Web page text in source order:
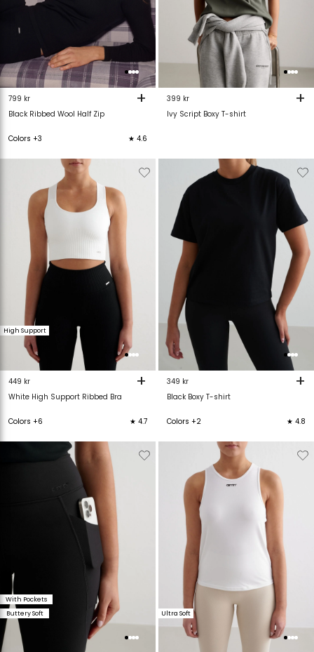
Black Ribbed Wool Half Zip
799 kr +
Colors +3 ★ 4.6
Ivy Script Boxy T-shirt
399 kr +
High Support
Toevoegen
verlanglijstje
Verwijderen
verlanglijstje
White High Support Ribbed Bra
449 kr +
Colors +6 ★ 4.7
Verwijderen
van
verlanglijstje
Black Boxy T-shirt
349 kr +
Colors +2 ★ 4.8
Buttery Soft
With Pockets
Toevoegen
verlanglijstje
Verwijderen
verlanglijstje
Ultra Soft
verlanglijstje